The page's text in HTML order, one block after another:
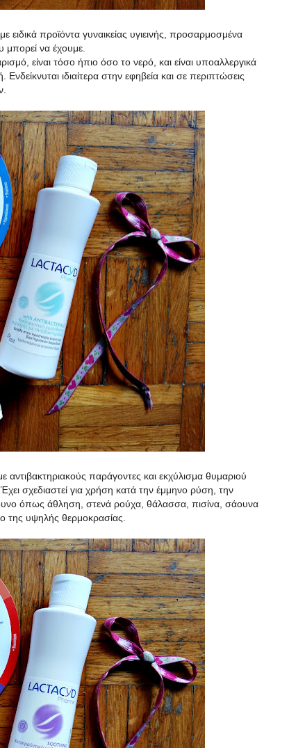
ειδικά προϊόντα γυναικείας υγιεινής, προσαρμοσμένα
να έχουμε.
είναι τόσο ήπιο όσο το νερό, και είναι υποαλλεργικά
ιδιαίτερα στην εφηβεία και σε περιπτώσεις
αντιβακτηριακούς παράγοντες και εκχύλισμα θυμαριού
σχεδιαστεί για χρήση κατά την έμμηνο ρύση, την
όπως άθληση, στενά ρούχα, θάλασσα, πισίνα, σάουνα
της υψηλής θερμοκρασίας.